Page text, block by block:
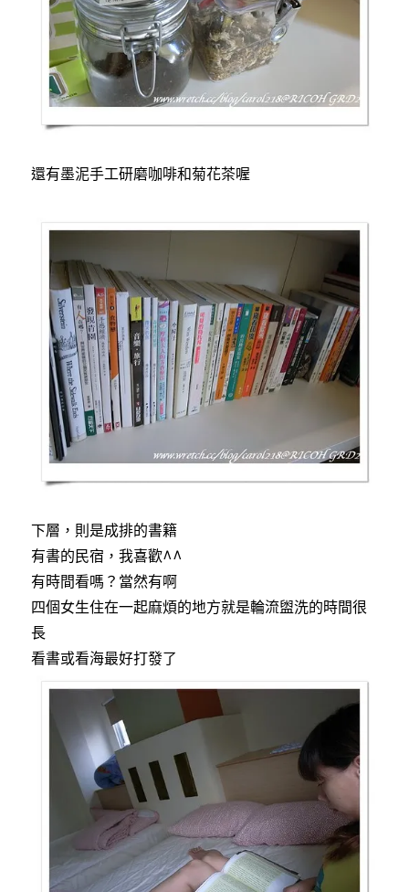
還有墨泥手工研磨咖啡和菊花茶喔
下層，則是成排的書籍
有書的民宿，我喜歡^^
有時間看嗎？當然有啊
四個女生住在一起麻煩的地方就是輪流盥洗的時間很
長
看書或看海最好打發了